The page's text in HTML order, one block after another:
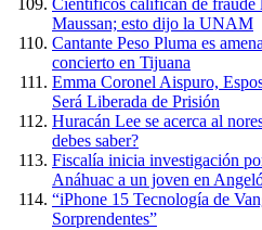
Científicos califican de fraude
Maussan; esto dijo la UNAM
Cantante Peso Pluma es
concierto en Tijuana
Emma Coronel Aispuro,
Será Liberada de Prisión
Huracán Lee se acerca al
debes saber?
Fiscalía inicia investigación
Anáhuac a un joven en
“iPhone 15 Tecnología de
Sorprendentes”